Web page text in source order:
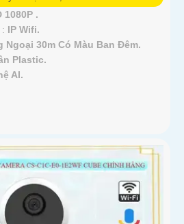
1080P .
IP Wifi.
Ngoại 30m Có Màu Ban Ðêm.
Plastic.
AI.